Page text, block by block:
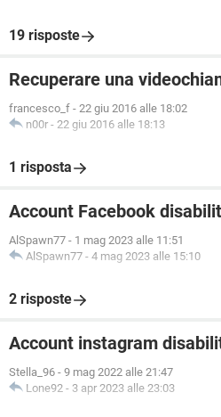
19 risposte
Recuperare una
francesco_f - 22 giu 2016 alle 18:02
n00r - 22 giu 2016 alle 18:13
1 risposta
Account Facebook
AlSpawn77 - 1 mag 2023 alle 11:51
AlSpawn77 - 4 mag 2023 alle 15:10
2 risposte
Account instagram
Stella_96 - 9 mag 2022 alle 21:47
Lone92 - 3 apr 2023 alle 23:03